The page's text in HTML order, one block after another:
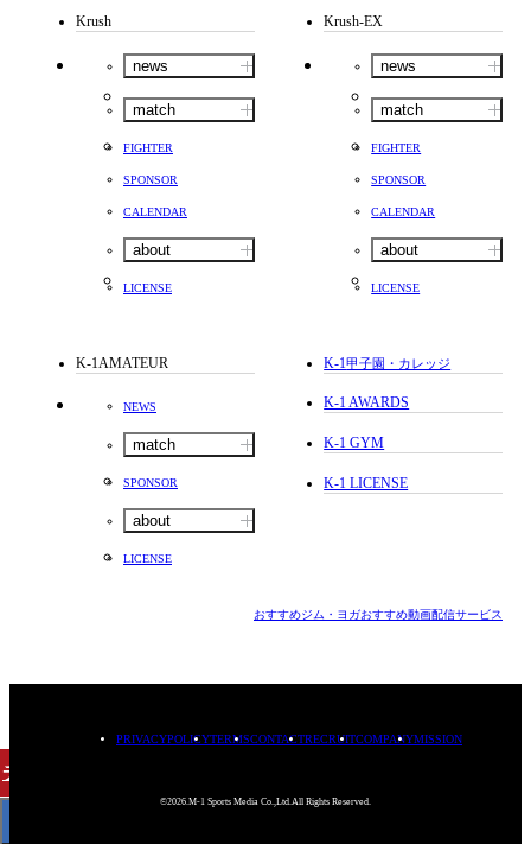
チケット
Krush
news
match
FIGHTER
SPONSOR
CALENDAR
about
LICENSE
Krush-EX
news
match
FIGHTER
SPONSOR
CALENDAR
about
LICENSE
K-1AMATEUR
NEWS
match
SPONSOR
about
LICENSE
K-1甲子園・カレッジ
K-1 AWARDS
K-1 GYM
K-1 LICENSE
おすすめジム・ヨガおすすめ動画配信サービス
PRIVACYPOLICYTERMSCONTACTRECRUITCOMPANYMISSION
©2026.M-1 Sports Media Co.,Ltd.All Rights Reserved.